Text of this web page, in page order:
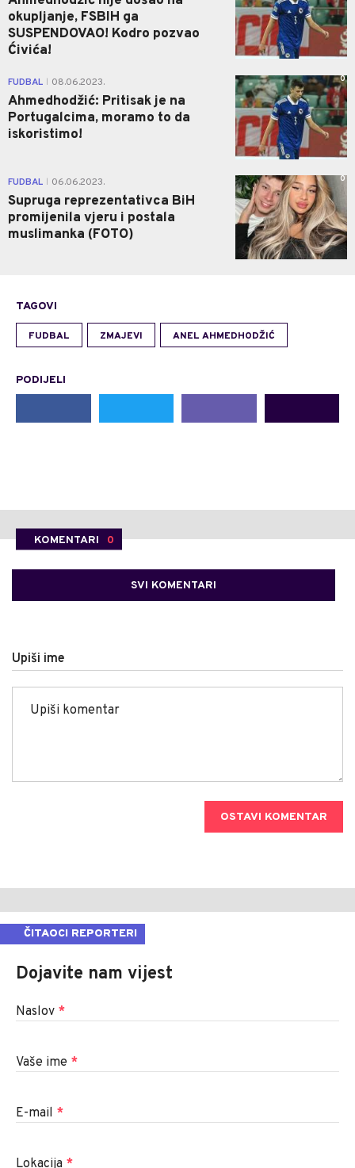
okupljanje, FSBIH ga
SUSPENDOVAO! Kodro pozvao
Ćivića!
FUDBAL 08.06.2023.
Ahmedhodžić: Pritisak je na
Portugalcima, moramo to da
iskoristimo!
0
FUDBAL 06.06.2023.
Supruga reprezentativca BiH
promijenila vjeru i postala
muslimanka (FOTO)
0
TAGOVI
FUDBAL ZMAJEVI ANEL AHMEDHODŽIĆ
PODIJELI
KOMENTARI 0
SVI KOMENTARI
Upiši ime
OSTAVI KOMENTAR
ČITAOCI REPORTERI
Dojavite nam vijest
Naslov *
Vaše ime *
E-mail *
Lokacija *